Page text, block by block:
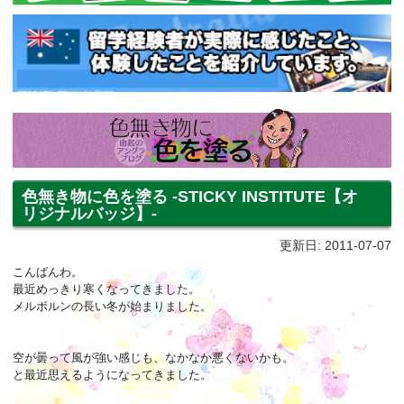
色無き物に色を塗る -STICKY INSTITUTE【オ
リジナルバッジ】-
更新日: 2011-07-07
こんばんわ。
最近めっきり寒くなってきました。
メルボルンの長い冬が始まりました。
空が曇って風が強い感じも、なかなか悪くないかも。
と最近思えるようになってきました。